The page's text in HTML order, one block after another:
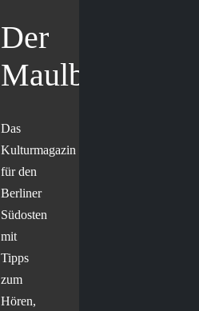
Der
Maulbär
Das
Kulturmagazin
für den
Berliner
Südosten
mit
Tipps
zum
Hören,